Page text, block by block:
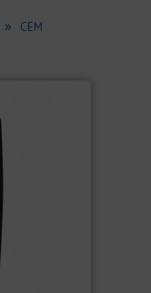
СЕМ